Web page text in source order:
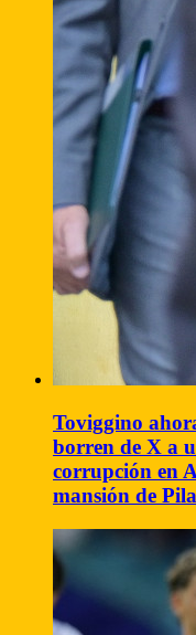
Toviggino
borren de X a
corrupción en
mansión de